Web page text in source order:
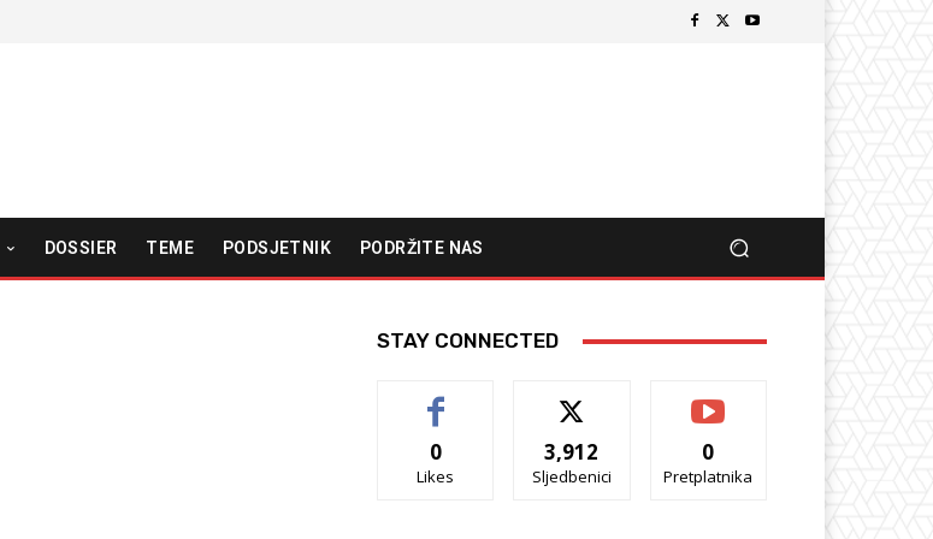
DOSSIER TEME PODSJETNIK PODRŽITE NAS
STAY CONNECTED
0
Likes
3,912
Sljedbenici
0
Pretplatnika